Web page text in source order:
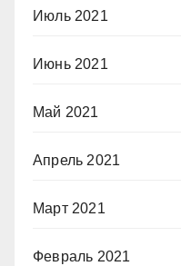
Июль 2021
Июнь 2021
Май 2021
Апрель 2021
Март 2021
Февраль 2021